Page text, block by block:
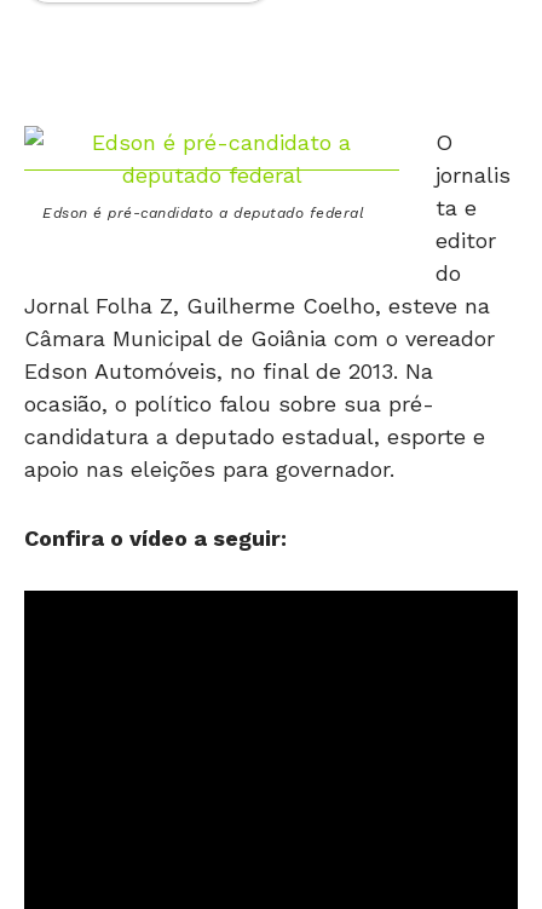
Edson é pré-candidato a deputado federal
jornalis
ta e
editor
do
Jornal Folha Z, Guilherme Coelho, esteve na
Câmara Municipal de Goiânia com o vereador
Edson Automóveis, no final de 2013. Na
ocasião, o político falou sobre sua pré-
candidatura a deputado estadual, esporte e
apoio nas eleições para governador.